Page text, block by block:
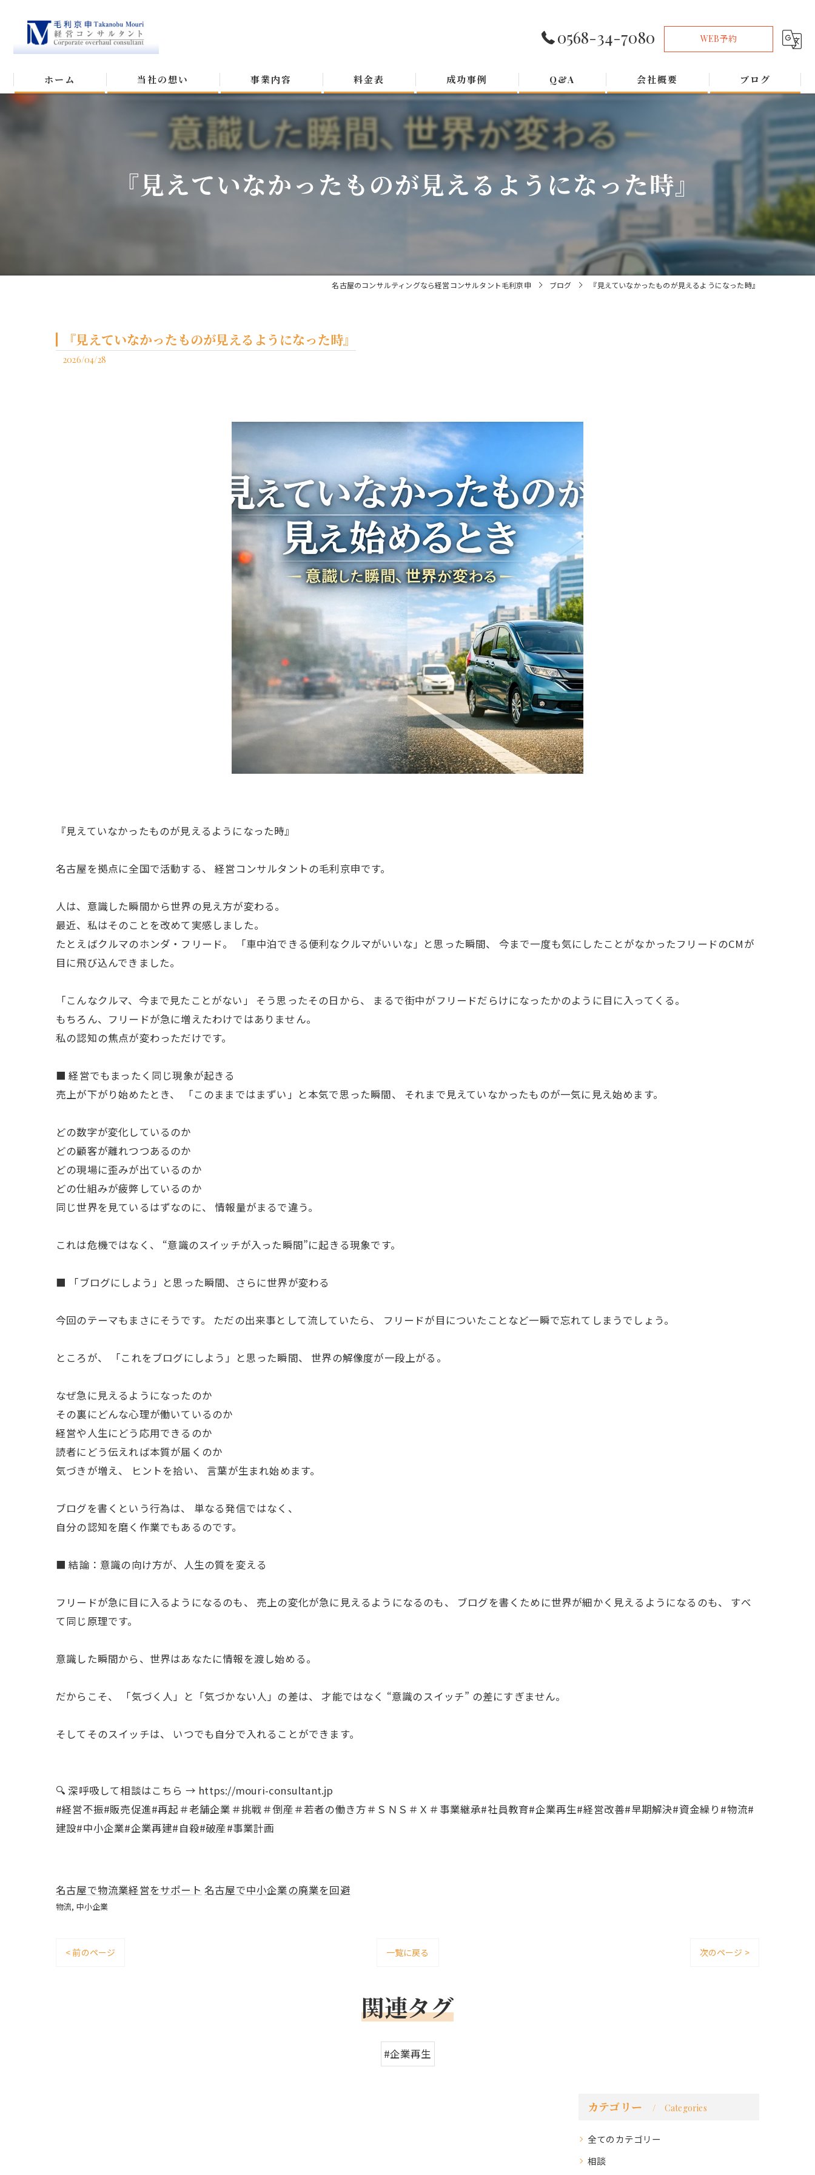
0568-34-7080 WEB予約
ホーム 当社の想い 事業内容 料金表 成功事例 Q&A 会社概要 ブログ
『見えていなかったものが見えるようになった時』
名古屋のコンサルティングなら経営コンサルタント毛利京申 ブログ 『見えていなかったものが見えるようになった時』
『見えていなかったものが見えるようになった時』
2026/04/28
『見えていなかったものが見えるようになった時』
名古屋を拠点に全国で活動する、 経営コンサルタントの毛利京申です。
人は、意識した瞬間から世界の見え方が変わる。
最近、私はそのことを改めて実感しました。
たとえばクルマのホンダ・フリード。 「車中泊できる便利なクルマがいいな」と思った瞬間、 今まで一度も気にしたことがなかったフリードのCMが
目に飛び込んできました。
「こんなクルマ、今まで見たことがない」 そう思ったその日から、 まるで街中がフリードだらけになったかのように目に入ってくる。
もちろん、フリードが急に増えたわけではありません。
私の認知の焦点が変わっただけです。
■ 経営でもまったく同じ現象が起きる
売上が下がり始めたとき、 「このままではまずい」と本気で思った瞬間、 それまで見えていなかったものが一気に見え始めます。
どの数字が変化しているのか
どの顧客が離れつつあるのか
どの現場に歪みが出ているのか
どの仕組みが疲弊しているのか
同じ世界を見ているはずなのに、 情報量がまるで違う。
これは危機ではなく、 “意識のスイッチが入った瞬間”に起きる現象です。
■ 「ブログにしよう」と思った瞬間、さらに世界が変わる
今回のテーマもまさにそうです。 ただの出来事として流していたら、 フリードが目についたことなど一瞬で忘れてしまうでしょう。
ところが、 「これをブログにしよう」と思った瞬間、 世界の解像度が一段上がる。
なぜ急に見えるようになったのか
その裏にどんな心理が働いているのか
経営や人生にどう応用できるのか
読者にどう伝えれば本質が届くのか
気づきが増え、 ヒントを拾い、 言葉が生まれ始めます。
ブログを書くという行為は、 単なる発信ではなく、
自分の認知を磨く作業でもあるのです。
■ 結論：意識の向け方が、人生の質を変える
フリードが急に目に入るようになるのも、 売上の変化が急に見えるようになるのも、 ブログを書くために世界が細かく見えるようになるのも、 すべ
て同じ原理です。
意識した瞬間から、世界はあなたに情報を渡し始める。
だからこそ、 「気づく人」と「気づかない人」の差は、 才能ではなく “意識のスイッチ” の差にすぎません。
そしてそのスイッチは、 いつでも自分で入れることができます。
🔍 深呼吸して相談はこちら → https://mouri-consultant.jp
#経営不振#販売促進#再起＃老舗企業＃挑戦＃倒産＃若者の働き方＃ＳＮＳ＃Ｘ＃事業継承#社員教育#企業再生#経営改善#早期解決#資金繰り#物流#
建設#中小企業#企業再建#自殺#破産#事業計画
名古屋で物流業経営をサポート 名古屋で中小企業の廃業を回避
物流 中小企業
< 前のページ 一覧に戻る 次のページ >
関連タグ
#企業再生
カテゴリー Categories
全てのカテゴリー
相談